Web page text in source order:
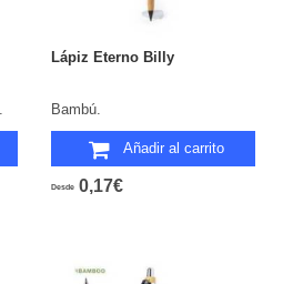
Lápiz Eterno Billy
Bambú.
Añadir al carrito
Desde 0,17€